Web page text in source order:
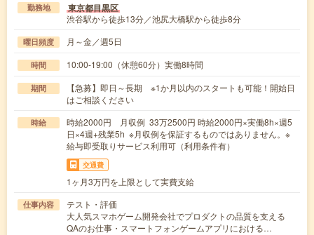
勤務地 東京都目黒区
渋谷駅から徒歩13分／池尻大橋駅から徒歩8分
曜日頻度 月～金／週5日
時間 10:00-19:00（休憩60分）実働8時間
期間
【急募】即日～長期 ※1か月以内のスタートも可能！開始日
はご相談ください
時給
時給2000円 月収例 33万2500円 時給2000円×実働8h×週5
日×4週+残業5h ※月収例を保証するものではありません。※
給与即受取りサービス利用可（利用条件有）
交通費
1ヶ月3万円を上限として実費支給
仕事内容
テスト・評価
大人気スマホゲーム開発会社でプロダクトの品質を支える
QAのお仕事・スマートフォンゲームアプリにおける…